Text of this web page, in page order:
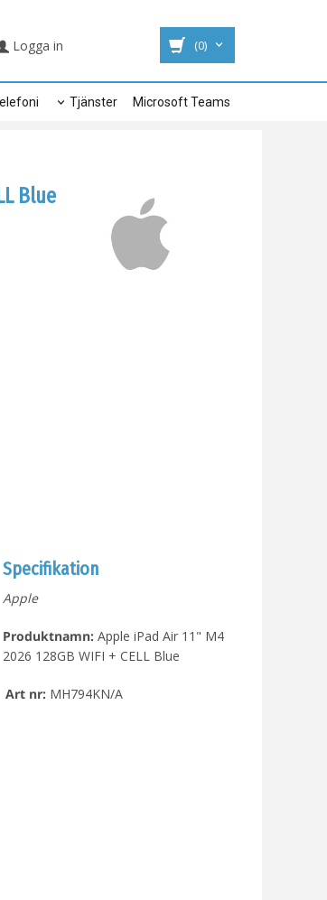
Logga in (0)
Tjänster Microsoft Teams
Blue
Specifikation
Apple
Produktnamn:Apple iPad Air 11" M4
2026 128GB WIFI + CELL Blue
Art nr:MH794KN/A